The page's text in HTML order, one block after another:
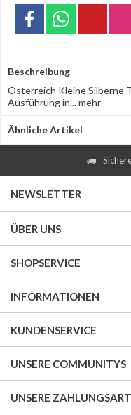
Beschreibung
Österreich Kleine Silberne
Ausführung in...mehr
Ähnliche Artikel
NEWSLETTER
ÜBER UNS
SHOPSERVICE
INFORMATIONEN
KUNDENSERVICE
UNSERE COMMUNITYS
UNSERE